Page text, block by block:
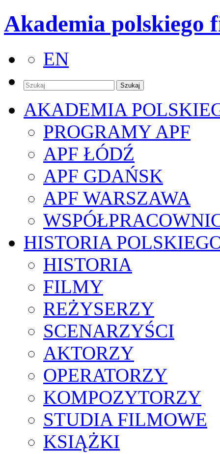
Akademia polskiego
EN
AKADEMIA
PROGRAMY APF
APF ŁÓDŹ
APF GDAŃSK
APF WARSZAWA
HISTORIA
HISTORIA
FILMY
REŻYSERZY
SCENARZYŚCI
AKTORZY
OPERATORZY
KOMPOZYTORZY
STUDIA FILMOWE
KSIĄŻKI